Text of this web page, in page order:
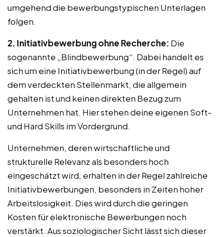
umgehend die bewerbungstypischen Unterlagen
folgen.
2. Initiativbewerbung ohne Recherche: Die
sogenannte „Blindbewerbung“. Dabei handelt es
sich um eine Initiativbewerbung (in der Regel) auf
dem verdeckten Stellenmarkt, die allgemein
gehalten ist und keinen direkten Bezug zum
Unternehmen hat. Hier stehen deine eigenen Soft-
und Hard Skills im Vordergrund.
Unternehmen, deren wirtschaftliche und
strukturelle Relevanz als besonders hoch
eingeschätzt wird, erhalten in der Regel zahlreiche
Initiativbewerbungen, besonders in Zeiten hoher
Arbeitslosigkeit. Dies wird durch die geringen
Kosten für elektronische Bewerbungen noch
verstärkt. Aus soziologischer Sicht lässt sich dieser